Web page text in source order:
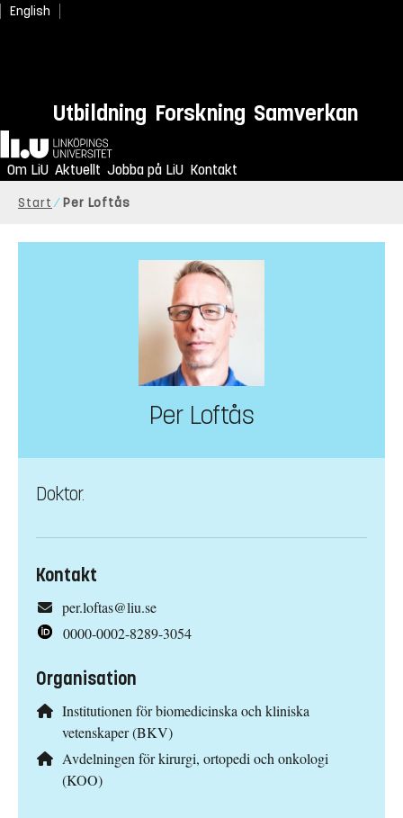
English
Utbildning Forskning Samverkan
Hem
Om LiU Aktuellt Jobba på LiU Kontakt
Start Per Loftås
Per Loftås
Doktor.
Kontakt
per.loftas@liu.se
0000-0002-8289-3054
Organisation
Institutionen för biomedicinska och kliniska
vetenskaper (BKV)
Avdelningen för kirurgi, ortopedi och onkologi
(KOO)